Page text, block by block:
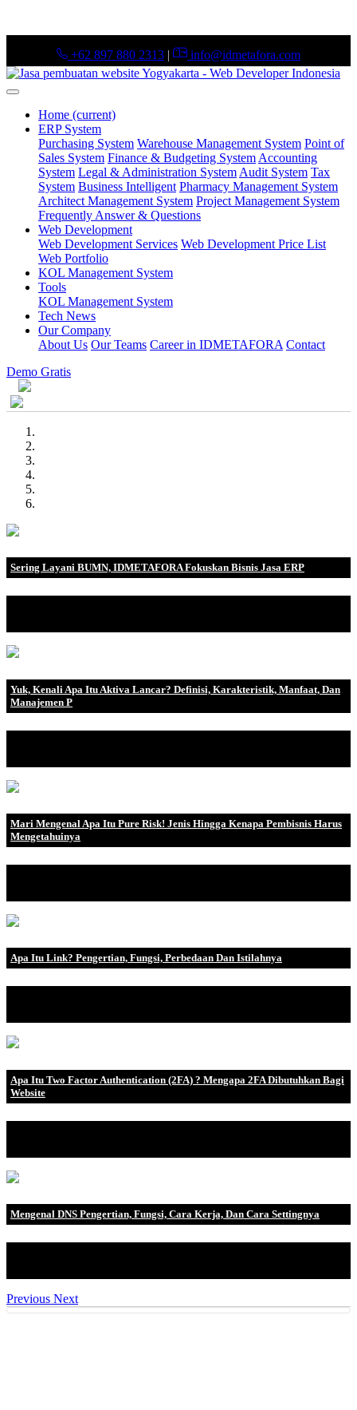
+62 897 880 2313 | info@idmetafora.com
Home (current)
ERP System
Purchasing System Warehouse Management System Point of
Sales System Finance & Budgeting System Accounting
System Legal & Administration System Audit System Tax
System Business Intelligent Pharmacy Management System
Architect Management System Project Management System
Frequently Answer & Questions
Web Development
Web Development Services Web Development Price List
Web Portfolio
KOL Management System
Tools
KOL Management System
Tech News
Our Company
About Us Our Teams Career in IDMETAFORA Contact
Demo Gratis
Sering Layani BUMN, IDMETAFORA Fokuskan Bisnis Jasa ERP
Yuk, Kenali Apa Itu Aktiva Lancar? Definisi, Karakteristik, Manfaat, Dan
Manajemen P
Mari Mengenal Apa Itu Pure Risk! Jenis Hingga Kenapa Pembisnis Harus
Mengetahuinya
Apa Itu Link? Pengertian, Fungsi, Perbedaan Dan Istilahnya
Apa Itu Two Factor Authentication (2FA) ? Mengapa 2FA Dibutuhkan Bagi
Website
Mengenal DNS Pengertian, Fungsi, Cara Kerja, Dan Cara Settingnya
Previous Next